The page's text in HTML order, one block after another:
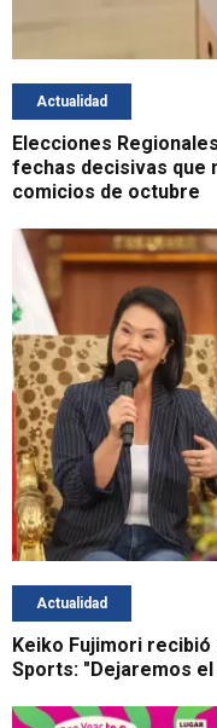
Actualidad
Elecciones
fechas decisivas que
comicios de octubre
Actualidad
Keiko Fujimori
Sports: "Dejaremos